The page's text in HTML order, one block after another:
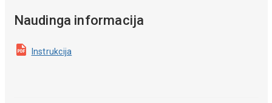
Naudinga informacija
Instrukcija